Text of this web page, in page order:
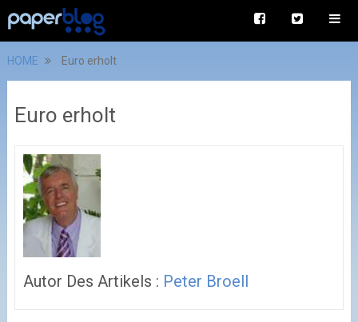
HOME Euro erholt
Euro erholt
Autor Des Artikels : Peter Broell